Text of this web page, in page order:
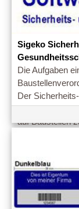
Sigeko
Die Aufgaben
Der
(SiGeKo) ist für
auf Baustellen